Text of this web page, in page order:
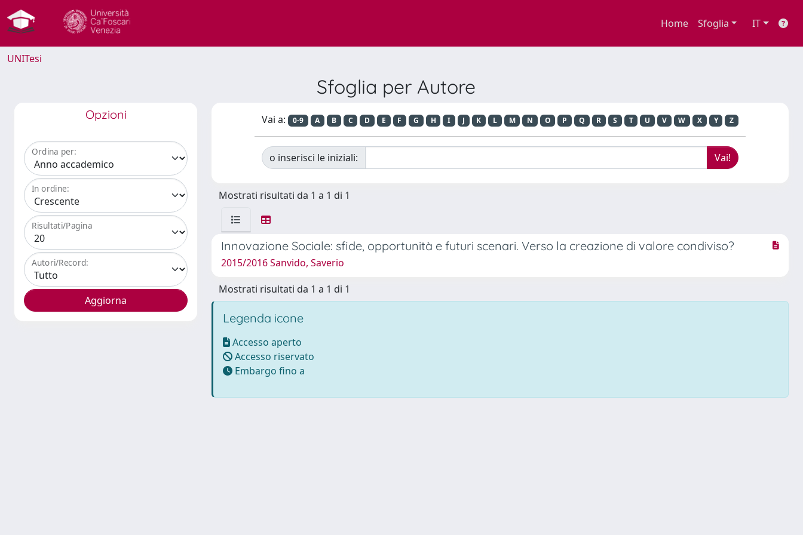
Home Sfoglia IT
UNITesi
Sfoglia per Autore
Opzioni
Ordina per:
In ordine:
Risultati/Pagina
Autori/Record:
Vai a: 0-9 A B C D E F G H I J K L M N O P Q R S T U V W X Y Z
o inserisci le iniziali:
Mostrati risultati da 1 a 1 di 1
Innovazione Sociale: sfide, opportunità e futuri scenari. Verso la creazione di valore condiviso?
2015/2016 Sanvido, Saverio
Mostrati risultati da 1 a 1 di 1
Legenda icone
Accesso aperto
Accesso riservato
Embargo fino a